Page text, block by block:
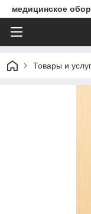
медицинское
Товары и